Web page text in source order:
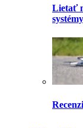
Lietať